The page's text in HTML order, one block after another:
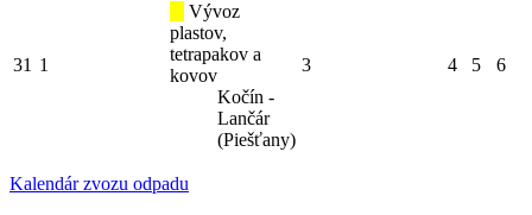
31 1
Vývoz
plastov,
tetrapakov a
kovov
Kočín -
Lančár
(Piešťany)
3 4 5 6
Kalendár zvozu odpadu